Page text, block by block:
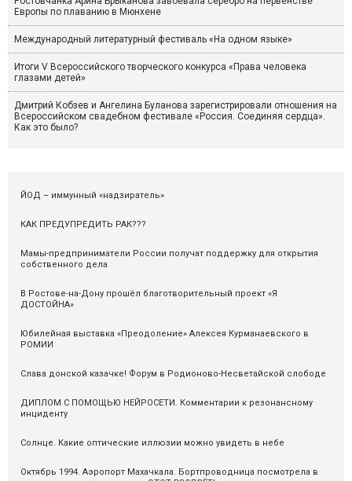
Европы по плаванию в Мюнхене
Международный литературный фестиваль «На одном языке»
Итоги V Всероссийского творческого конкурса «Права человека
глазами детей»
Дмитрий Кобзев и Ангелина Буланова зарегистрировали отношения на
Всероссийском свадебном фестивале «Россия. Соединяя сердца».
Как это было?
ЙОД – иммунный «надзиратель»
КАК ПРЕДУПРЕДИТЬ РАК???
Мамы-предприниматели России получат поддержку для открытия
собственного дела
В Ростове-на-Дону прошёл благотворительный проект «Я
ДОСТОЙНА»
Юбилейная выставка «Преодоление» Алексея Курманаевского в
РОМИИ
Слава донской казачке! Форум в Родионово-Несветайской слободе
ДИПЛОМ С ПОМОЩЬЮ НЕЙРОСЕТИ. Комментарии к резонансному
инциденту
Солнце. Какие оптические иллюзии можно увидеть в небе
Октябрь 1994. Аэропорт Махачкала. Бортпроводница посмотрела в